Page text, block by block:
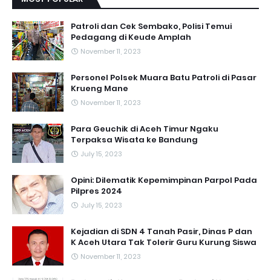
Patroli dan Cek Sembako, Polisi Temui
Pedagang di Keude Amplah
November 11, 2023
Personel Polsek Muara Batu Patroli di Pasar
Krueng Mane
November 11, 2023
Para Geuchik di Aceh Timur Ngaku
Terpaksa Wisata ke Bandung
July 15, 2023
Opini: Dilematik Kepemimpinan Parpol Pada
Pilpres 2024
July 15, 2023
Kejadian di SDN 4 Tanah Pasir, Dinas P dan
K Aceh Utara Tak Tolerir Guru Kurung Siswa
November 11, 2023